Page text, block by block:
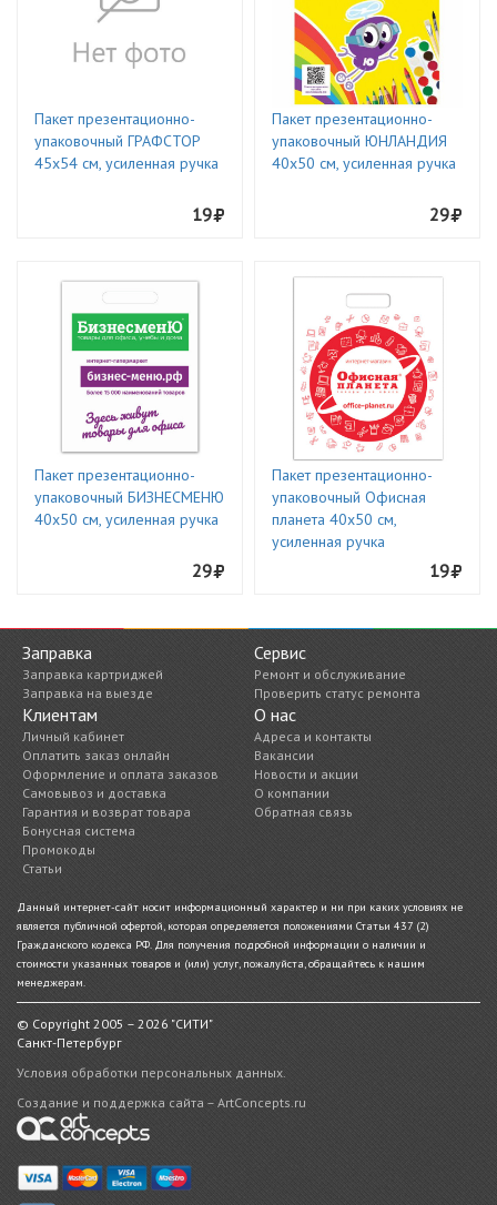
Пакет презентационно-
упаковочный ГРАФСТОР
45х54 см, усиленная ручка
19
Пакет презентационно-
упаковочный ЮНЛАНДИЯ
40х50 см, усиленная ручка
29
Пакет презентационно-
упаковочный БИЗНЕСМЕНЮ
40х50 см, усиленная ручка
29
Пакет презентационно-
упаковочный Офисная
планета 40х50 см,
усиленная ручка
19
Заправка
Заправка картриджей
Заправка на выезде
Сервис
Ремонт и обслуживание
Проверить статус ремонта
Клиентам
Личный кабинет
Оплатить заказ онлайн
Оформление и оплата заказов
Самовывоз и доставка
Гарантия и возврат товара
Бонусная система
Промокоды
Статьи
О нас
Адреса и контакты
Вакансии
Новости и акции
О компании
Обратная связь
Данный интернет-сайт носит информационный характер и ни при каких условиях не
является публичной офертой, которая определяется положениями Статьи 437 (2)
Гражданского кодекса РФ. Для получения подробной информации о наличии и
стоимости указанных товаров и (или) услуг, пожалуйста, обращайтесь к нашим
менеджерам.
© Copyright 2005 – 2026 "СИТИ"
Санкт-Петербург
Условия обработки персональных данных.
Создание и поддержка сайта – ArtConcepts.ru